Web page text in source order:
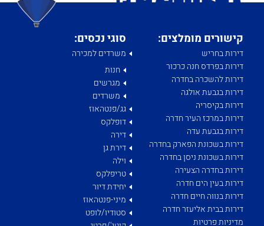
קישורים מומלצים:
דירות בחריש
דירות בפרדס חנה כרכור
דירות להשכרה בחדרה
דירות בגבעת אולגה
דירות בקיסריה
דירות במרכז העיר חדרה
דירות בגבעת עדה
דירות בשכונת הפארק בחדרה
דירות בשכונת ניסן בחדרה
דירות בחדרה הצעירה
דירות בעין הים חדרה
דירות בנווה חיים חדרה
דירות בבית אליעזר חדרה
מדיניות פרטיות
סוגי נכסים:
משרדים למכירה
חנות
מגרשים
משרדים
גג/פנטהאוז
דופלקס
דירה
דירת גן
וילה
טריפלקס
יחידת דיור
מיני-פנטהאוז
סטודיו/לופט